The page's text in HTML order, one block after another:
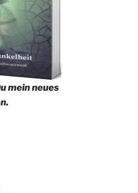
mein neues